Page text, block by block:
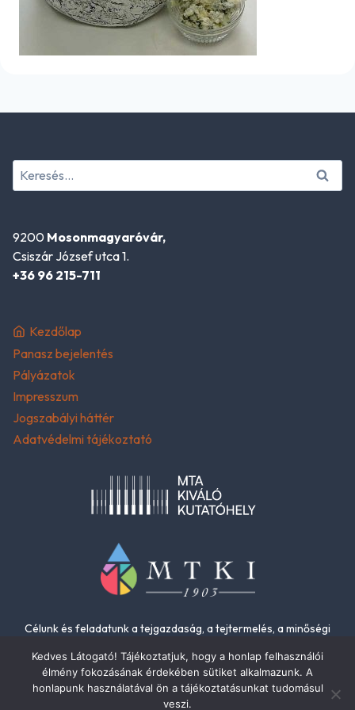
Keresés:
9200 Mosonmagyaróvár,
Csiszár József utca 1.
+36 96 215-711
Kezdőlap
Panasz bejelentés
Pályázatok
Impresszum
Jogszabályi háttér
Adatvédelmi tájékoztató
Célunk és feladatunk a tejgazdaság, a tejtermelés, a minőségi
Kedves Látogató! Tájékoztatjuk, hogy a honlap felhasználói
élmény fokozásának érdekében sütiket alkalmazunk. A
honlapunk használatával ön a tájékoztatásunkat tudomásul
veszi.